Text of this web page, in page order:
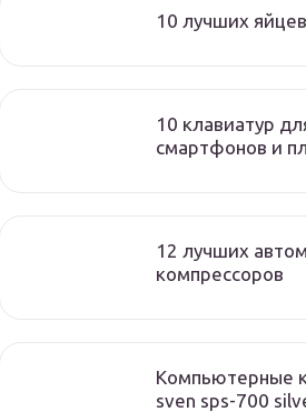
10 лучших
10 клавиатур
смартфонов и
12 лучших
компрессоров
Компьютерные
sven sps-700